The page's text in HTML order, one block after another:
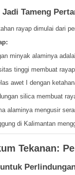
Tameng
rayap dimulai dari
minyak alaminya
tinggi membuat
awet I dengan
silica membuat
alaminya mengusir
di Kalimantan
Tekanan: